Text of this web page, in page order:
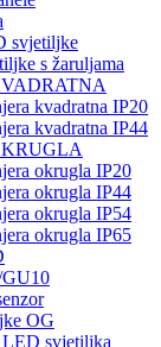
svjetiljke
s žaruljama
kvadratna IP20
kvadratna IP44
okrugla IP20
okrugla IP44
okrugla IP54
okrugla IP65
OG
LED svjetiljka